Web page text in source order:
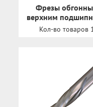
Фрезы
верхним
Кол-во товаров